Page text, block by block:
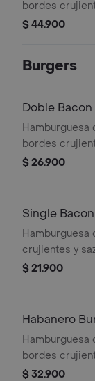
bordes
queso
tostado +
$ 44.900
Burgers
Doble
Hamburguesa
bordes
queso
$ 26.900
Single
Hamburguesa
crujientes y
americano,
$ 21.900
Habanero
Hamburguesa
bordes
queso
$ 32.900